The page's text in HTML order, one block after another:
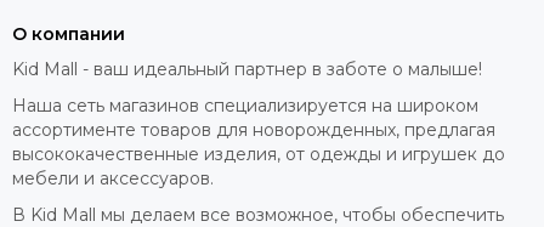
О компании
Kid Mall - ваш идеальный партнер в заботе о малыше!
Наша сеть магазинов специализируется на широком
ассортименте товаров для новорожденных, предлагая
высококачественные изделия, от одежды и игрушек до
мебели и аксессуаров.
В Kid Mall мы делаем все возможное, чтобы обеспечить